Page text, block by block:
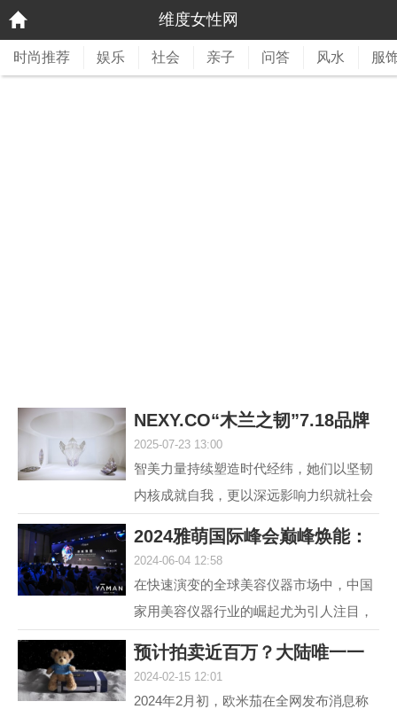
维度女性网
时尚推荐 娱乐 社会 亲子 问答 风水 服
NEXY.CO“木兰之韧”7.18品牌
2025-07-23 13:00
智美力量持续塑造时代经纬，她们以坚韧
内核成就自我，更以深远影响力织就社会
牌NEXY.CO（奈蔻）...
2024雅萌国际峰会巅峰焕能：
2024-06-04 12:58
在快速演变的全球美容仪器市场中，中国
家用美容仪器行业的崛起尤为引人注目，
到快速增长的转变，...
预计拍卖近百万？大陆唯一一
2024-02-15 12:01
2024年2月初，欧米茄在全网发布消息称